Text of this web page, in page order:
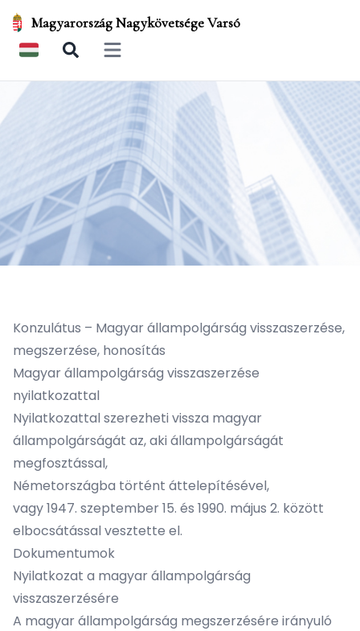
Magyarország Nagykövetsége Varsó
Open main menu
Konzulátus – Magyar állampolgárság visszaszerzése,
megszerzése, honosítás
Magyar állampolgárság visszaszerzése
nyilatkozattal
Nyilatkozattal szerezheti vissza magyar
állampolgárságát az, aki állampolgárságát
megfosztással,
Németországba történt áttelepítésével,
vagy 1947. szeptember 15. és 1990. május 2. között
elbocsátással vesztette el.
Dokumentumok
Nyilatkozat a magyar állampolgárság
visszaszerzésére
A magyar állampolgárság megszerzésére irányuló